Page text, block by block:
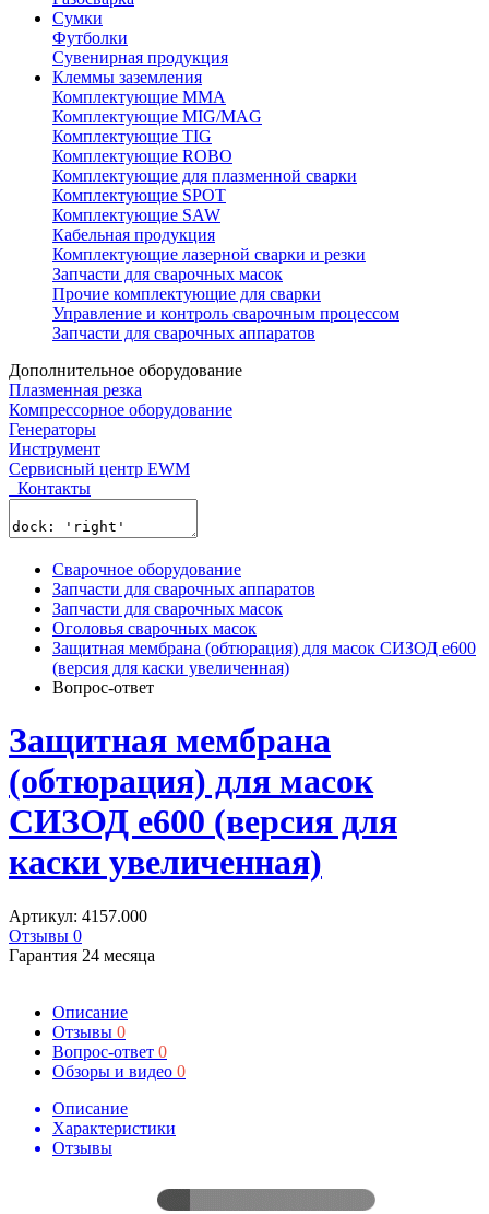
Сумки
Футболки
Сувенирная продукция
Клеммы заземления
Комплектующие ММА
Комплектующие MIG/MAG
Комплектующие TIG
Комплектующие ROBO
Комплектующие для плазменной сварки
Комплектующие SPOT
Комплектующие SAW
Кабельная продукция
Комплектующие лазерной сварки и резки
Запчасти для сварочных масок
Прочие комплектующие для сварки
Управление и контроль сварочным процессом
Запчасти для сварочных аппаратов
Дополнительное оборудование
Плазменная резка
Компрессорное оборудование
Генераторы
Инструмент
Сервисный центр EWM
Контакты
Сварочное оборудование
Запчасти для сварочных аппаратов
Запчасти для сварочных масок
Оголовья сварочных масок
Защитная мембрана (обтюрация) для масок СИЗОД e600
(версия для каски увеличенная)
Вопрос-ответ
Защитная мембрана
(обтюрация) для масок
СИЗОД e600 (версия для
каски увеличенная)
Артикул: 4157.000
Отзывы 0
Гарантия 24 месяца
Описание
Отзывы 0
Вопрос-ответ 0
Обзоры и видео 0
Описание
Характеристики
Отзывы